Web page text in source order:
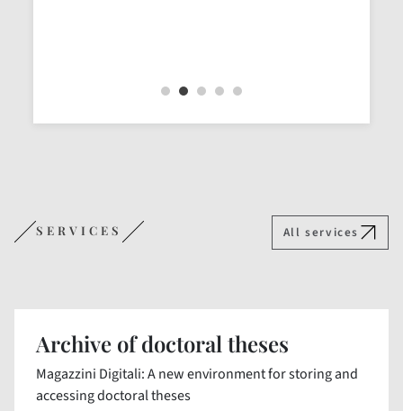
SERVICES All services
Archive of doctoral theses
Magazzini Digitali: A new environment for storing and
accessing doctoral theses